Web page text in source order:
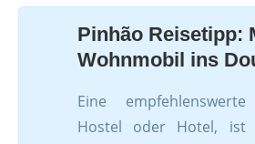
Pinhão Reisetipp:
Wohnmobil ins
Eine
Hostel oder Hotel, ist